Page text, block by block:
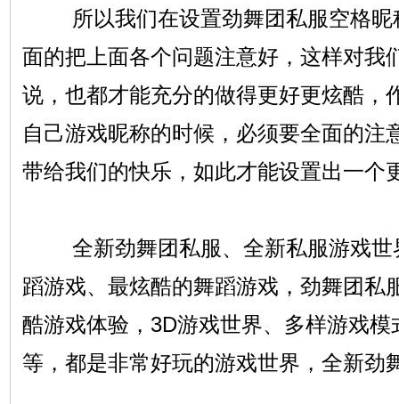
所以我们在设置劲舞团私服空格昵
面的把上面各个问题注意好，这样对我
说，也都才能充分的做得更好更炫酷，
自己游戏昵称的时候，必须要全面的注
带给我们的快乐，如此才能设置出一个
全新劲舞团私服、全新私服游戏世
蹈游戏、最炫酷的舞蹈游戏，劲舞团私
酷游戏体验，3D游戏世界、多样游戏
等，都是非常好玩的游戏世界，全新劲